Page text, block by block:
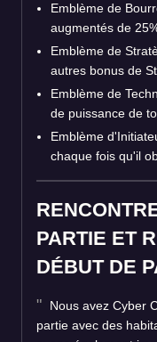
Emblème de
augmentés de
Emblème de
autres bonus de
Emblème de
de puissance de
Emblème
chaque fois qu'il
PARTIE ET
DÉBUT DE
Nous avez Cyber
partie avec des